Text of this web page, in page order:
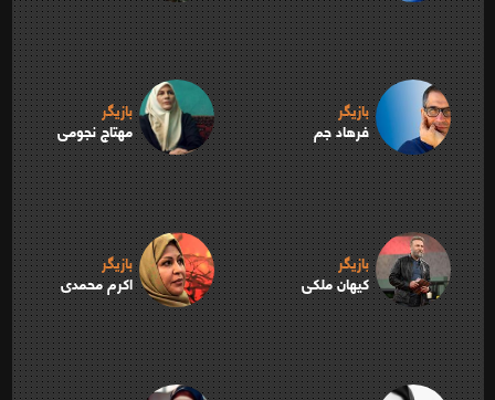
بازیگر
فرهاد جم
بازیگر
مهتاج نجومی
بازیگر
کیهان ملکی
بازیگر
اکرم محمدی